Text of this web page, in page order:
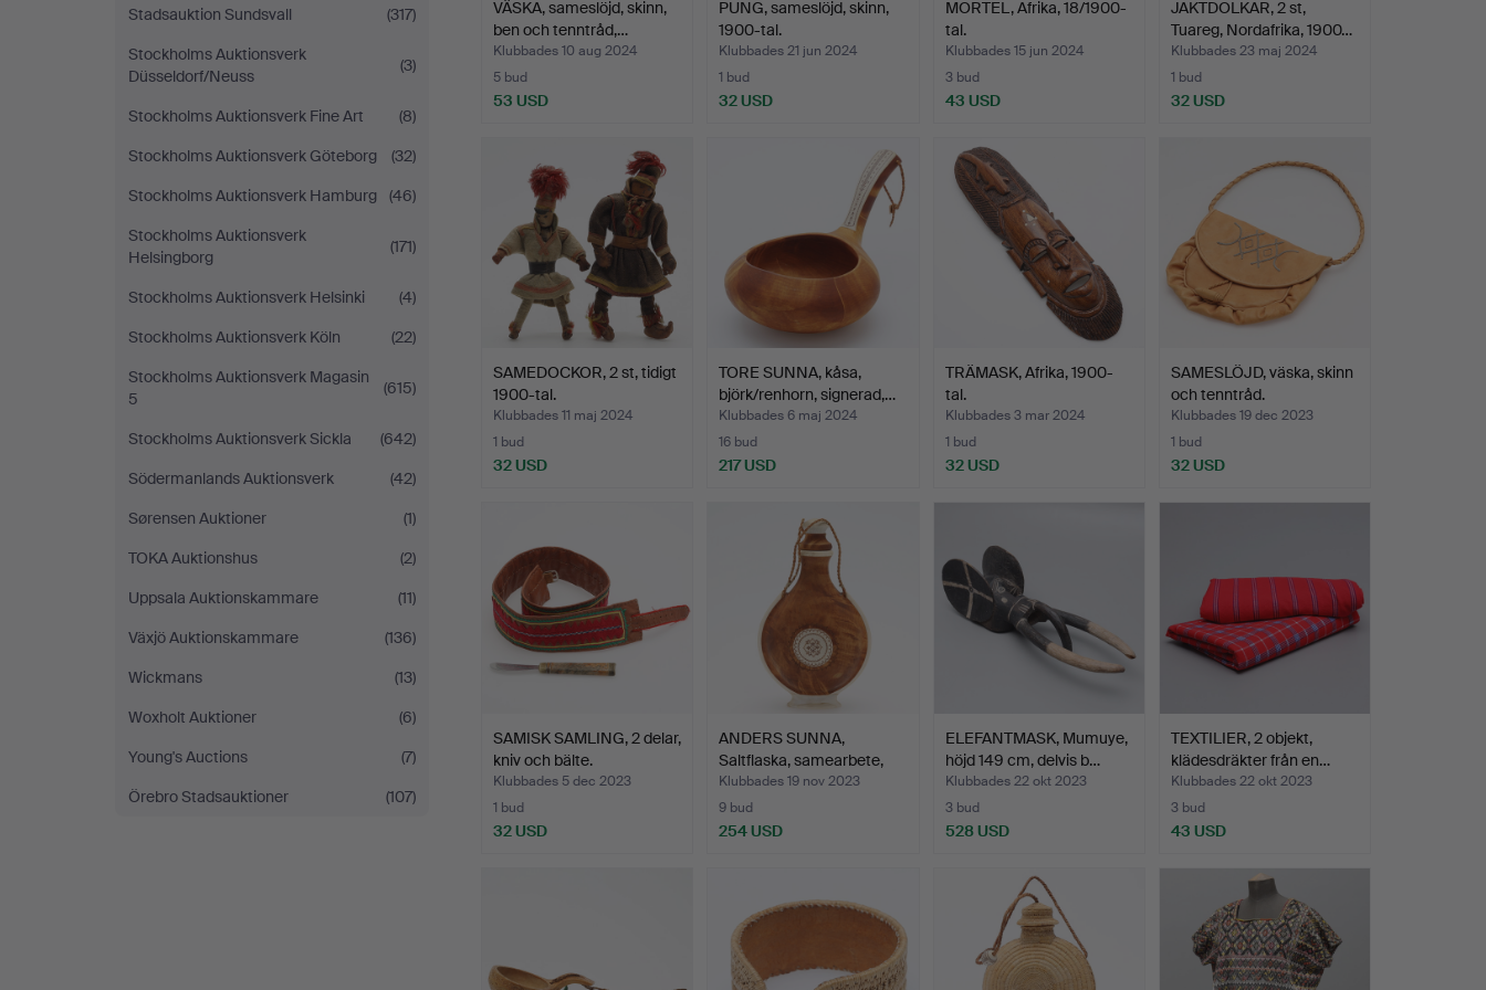
Stadsauktion Sundsvall
(317)
Stockholms Auktionsverk
Düsseldorf/Neuss
(3)
Stockholms Auktionsverk Fine Art
(8)
Stockholms Auktionsverk Göteborg
(32)
Stockholms Auktionsverk Hamburg
(46)
Stockholms Auktionsverk
Helsingborg
(171)
Stockholms Auktionsverk Helsinki
(4)
Stockholms Auktionsverk Köln
(22)
Stockholms Auktionsverk Magasin
5
(615)
Stockholms Auktionsverk Sickla
(642)
Södermanlands Auktionsverk
(42)
Sørensen Auktioner
(1)
TOKA Auktionshus
(2)
Uppsala Auktionskammare
(11)
Växjö Auktionskammare
(136)
Wickmans
(13)
Woxholt Auktioner
(6)
Young's Auctions
(7)
Örebro Stadsauktioner
(107)
VÄSKA, sameslöjd, skinn,
ben och tenntråd,…
Klubbades 10 aug 2024
5 bud
53 USD
PUNG, sameslöjd, skinn,
1900-tal.
Klubbades 21 jun 2024
1 bud
32 USD
MORTEL, Afrika, 18/1900-
tal.
Klubbades 15 jun 2024
3 bud
43 USD
JAKTDOLKAR, 2 st,
Tuareg, Nordafrika, 1900…
Klubbades 23 maj 2024
1 bud
32 USD
SAMEDOCKOR, 2 st, tidigt
1900-tal.
Klubbades 11 maj 2024
1 bud
32 USD
TORE SUNNA, kåsa,
björk/renhorn, signerad,…
Klubbades 6 maj 2024
16 bud
217 USD
TRÄMASK, Afrika, 1900-
tal.
Klubbades 3 mar 2024
1 bud
32 USD
SAMESLÖJD, väska, skinn
och tenntråd.
Klubbades 19 dec 2023
1 bud
32 USD
SAMISK SAMLING, 2 delar,
kniv och bälte.
Klubbades 5 dec 2023
1 bud
32 USD
ANDERS SUNNA,
Saltflaska, samearbete,
masu…
Klubbades 19 nov 2023
9 bud
254 USD
ELEFANTMASK, Mumuye,
höjd 149 cm, delvis b…
Klubbades 22 okt 2023
3 bud
528 USD
TEXTILIER, 2 objekt,
klädesdräkter från en…
Klubbades 22 okt 2023
3 bud
43 USD